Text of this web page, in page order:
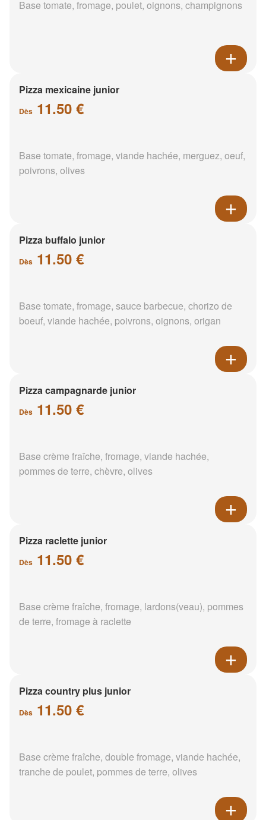
Base tomate, fromage, poulet, oignons, champignons
Pizza mexicaine junior
Dès 11.50 €
Base tomate, fromage, viande hachée, merguez, oeuf,
poivrons, olives
Pizza buffalo junior
Dès 11.50 €
Base tomate, fromage, sauce barbecue, chorizo de
boeuf, viande hachée, poivrons, oignons, origan
Pizza campagnarde junior
Dès 11.50 €
Base crème fraîche, fromage, viande hachée,
pommes de terre, chèvre, olives
Pizza raclette junior
Dès 11.50 €
Base crème fraîche, fromage, lardons(veau), pommes
de terre, fromage à raclette
Pizza country plus junior
Dès 11.50 €
Base crème fraîche, double fromage, viande hachée,
tranche de poulet, pommes de terre, olives